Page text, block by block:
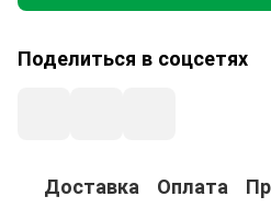
Поделиться в соцсетях
Доставка Оплата